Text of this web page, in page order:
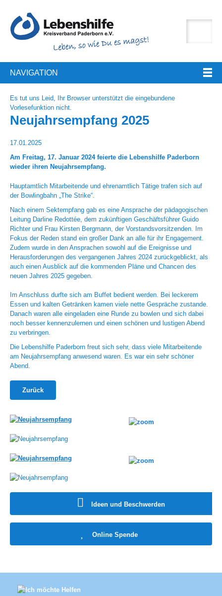
NAVIGATION
Es tut uns Leid, Ihr Browser unterstützt die eingebundene
Vorlesefunktion nicht.
Neujahrsempfang 2025
17.01.2025
Am Freitag, 17. Januar 2024 feierte die Lebenshilfe Paderborn
wieder ihren Neujahrsempfang.
Hauptamtlich Mitarbeitende und ehrenamtlich Tätige trafen sich auf
der Bowlingbahn „The Strike“.
Nach einem Sektempfang gab es eine Ansprache der pädagogischen
Leitung Darline Redottée, dem zukünftigen Geschäftsführer Guido
Richter und Frau Kirsten Bergmann, der Vorstandsvorsitzenden. Im
Fokus der Reden stand ein großer Dank an alle für ihr Engagement.
Zudem wurde in den Ansprachen sowohl auf die Ereignisse und
Herausforderungen des vergangenen Jahres 2024 zurückgeblickt, als
auch einen Ausblick auf die kommenden Pläne und Chancen des
neuen Jahres 2025 gegeben.
Im Anschluss durfte sich am Buffet bedient werden. Bei leckerem
Essen und kalten Getränken kamen viele nette Gespräche zustande.
Danach waren alle eingeladen eine Runde zu bowlen und sich dabei
noch besser kennenzulernen und einen schönen und lustigen Abend
zu verbringen.
Die Lebenshilfe Paderborn freut sich sehr, dass viele Mitarbeitende
am Neujahrsempfang anwesend waren. Es war ein sehr schöner
Abend.
Zurück
Ideen und Beschwerden
Online Spende